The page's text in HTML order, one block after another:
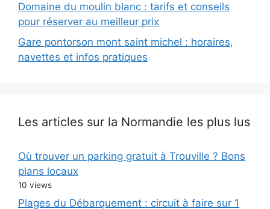
Domaine du moulin blanc : tarifs et conseils
pour réserver au meilleur prix
Gare pontorson mont saint michel : horaires,
navettes et infos pratiques
Les articles sur la Normandie les plus lus
Où trouver un parking gratuit à Trouville ? Bons
plans locaux
10 views
Plages du Débarquement : circuit à faire sur 1